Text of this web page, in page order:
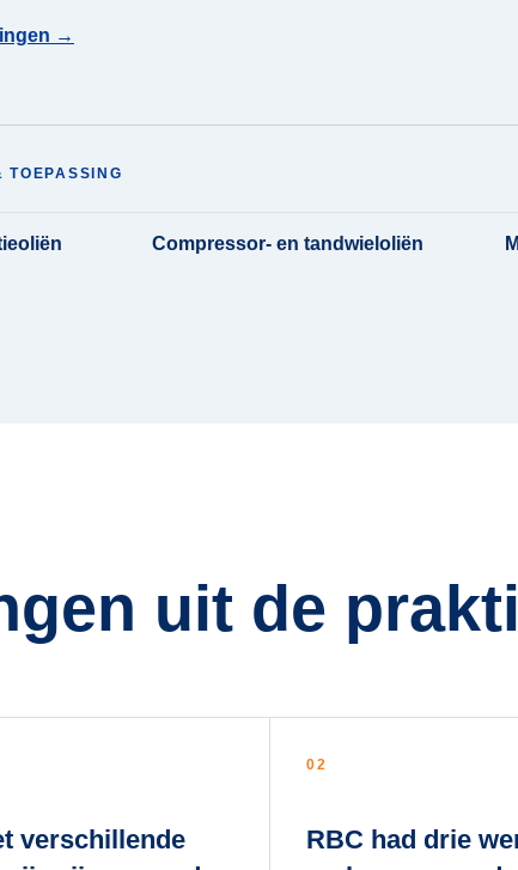
→
TOEPASSING
Compressor- en tandwieloliën
uit de
verschillende
02
RBC had drie